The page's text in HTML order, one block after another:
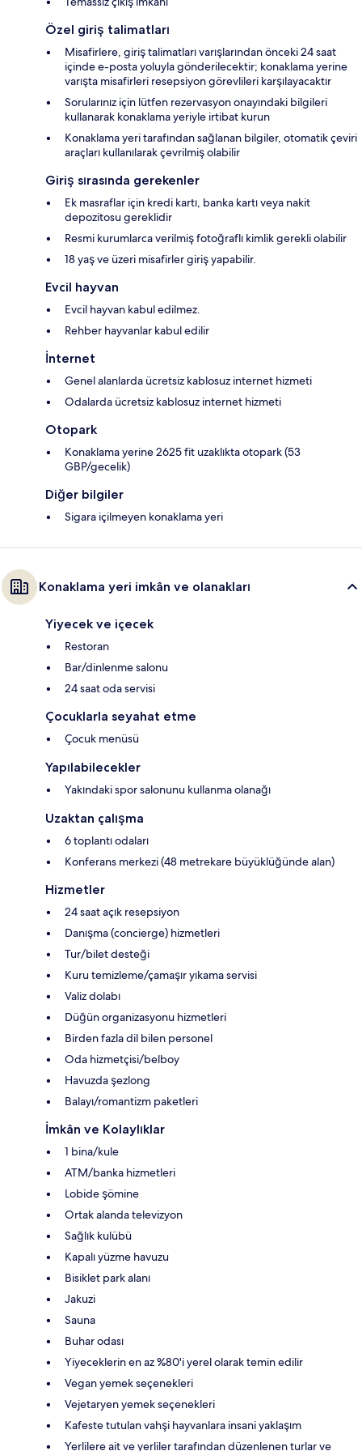
Özel giriş talimatları
Misafirlere, giriş talimatları varışlarından önceki 24 saat
içinde e-posta yoluyla gönderilecektir; konaklama yerine
varışta misafirleri resepsiyon görevlileri karşılayacaktır
Sorularınız için lütfen rezervasyon onayındaki bilgileri
kullanarak konaklama yeriyle irtibat kurun
Konaklama yeri tarafından sağlanan bilgiler, otomatik çeviri
araçları kullanılarak çevrilmiş olabilir
Giriş sırasında gerekenler
Ek masraflar için kredi kartı, banka kartı veya nakit
depozitosu gereklidir
Resmi kurumlarca verilmiş fotoğraflı kimlik gerekli olabilir
18 yaş ve üzeri misafirler giriş yapabilir.
Evcil hayvan
Evcil hayvan kabul edilmez.
Rehber hayvanlar kabul edilir
İnternet
Genel alanlarda ücretsiz kablosuz internet hizmeti
Odalarda ücretsiz kablosuz internet hizmeti
Otopark
Konaklama yerine 2625 fit uzaklıkta otopark (53
GBP/gecelik)
Diğer bilgiler
Sigara içilmeyen konaklama yeri
Konaklama yeri imkân ve olanakları
Yiyecek ve içecek
Restoran
Bar/dinlenme salonu
24 saat oda servisi
Çocuklarla seyahat etme
Çocuk menüsü
Yapılabilecekler
Yakındaki spor salonunu kullanma olanağı
Uzaktan çalışma
6 toplantı odaları
Konferans merkezi (48 metrekare büyüklüğünde alan)
Hizmetler
24 saat açık resepsiyon
Danışma (concierge) hizmetleri
Tur/bilet desteği
Kuru temizleme/çamaşır yıkama servisi
Valiz dolabı
Düğün organizasyonu hizmetleri
Birden fazla dil bilen personel
Oda hizmetçisi/belboy
Havuzda şezlong
Balayı/romantizm paketleri
İmkân ve Kolaylıklar
1 bina/kule
ATM/banka hizmetleri
Lobide şömine
Ortak alanda televizyon
Sağlık kulübü
Kapalı yüzme havuzu
Bisiklet park alanı
Jakuzi
Sauna
Buhar odası
Yiyeceklerin en az %80'i yerel olarak temin edilir
Vegan yemek seçenekleri
Vejetaryen yemek seçenekleri
Kafeste tutulan vahşi hayvanlara insani yaklaşım
Yerlilere ait ve yerliler tarafından düzenlenen turlar ve